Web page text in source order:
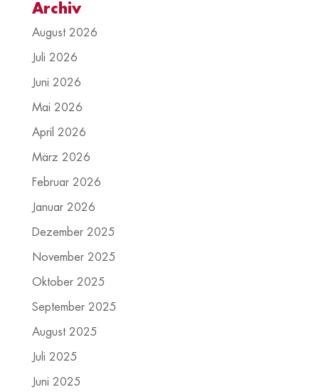
Archiv
August 2026
Juli 2026
Juni 2026
Mai 2026
April 2026
März 2026
Februar 2026
Januar 2026
Dezember 2025
November 2025
Oktober 2025
September 2025
August 2025
Juli 2025
Juni 2025